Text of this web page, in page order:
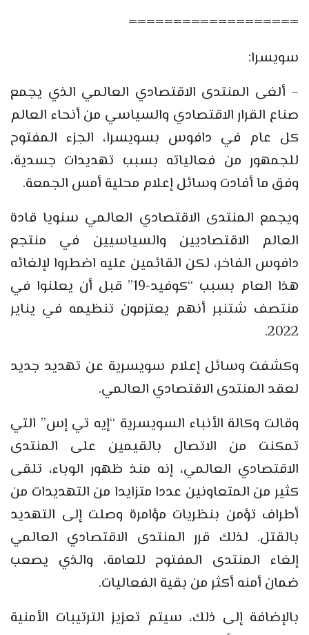
===================
سويسرا:
– ألغى المنتدى الاقتصادي العالمي الذي يجمع
صناع القرار الاقتصادي والسياسي من أنحاء العالم
كل عام في دافوس بسويسرا، الجزء المفتوح
للجمهور من فعالياته بسبب تهديدات جسدية،
وفق ما أفادت وسائل إعلام محلية أمس الجمعة.
ويجمع المنتدى الاقتصادي العالمي سنويا قادة
العالم الاقتصاديين والسياسيين في منتجع
دافوس الفاخر، لكن القائمين عليه اضطروا لإلغائه
هذا العام بسبب “كوفيد-19” قبل أن يعلنوا في
منتصف شتنبر أنهم يعتزمون تنظيمه في يناير
2022.
وكشفت وسائل إعلام سويسرية عن تهديد جديد
لعقد المنتدى الاقتصادي العالمي.
وقالت وكالة الأنباء السويسرية “إيه تي إس” التي
تمكنت من الاتصال بالقيمين على المنتدى
الاقتصادي العالمي، إنه منذ ظهور الوباء، تلقى
كثير من المتعاونين عددا متزايدا من التهديدات من
أطراف تؤمن بنظريات مؤامرة وصلت إلى التهديد
بالقتل. لذلك قرر المنتدى الاقتصادي العالمي
إلغاء المنتدى المفتوح للعامة، والذي يصعب
ضمان أمنه أكثر من بقية الفعاليات.
بالإضافة إلى ذلك، سيتم تعزيز الترتيبات الأمنية